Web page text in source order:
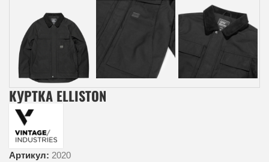
КУРТКА ELLISTON
Артикул: 2020